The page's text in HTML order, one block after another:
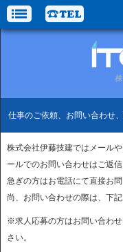
仕事のご依頼、お問い合わせ
株式会社伊藤技建ではメール
ールでのお問い合わせはご返
急ぎの方はお電話にて直接お問
尚、お問い合わせの際は、下
※求人応募の方はお問い合わ
さい。